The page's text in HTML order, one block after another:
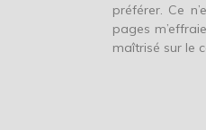
préférer. Ce
pages
maîtrisé sur le